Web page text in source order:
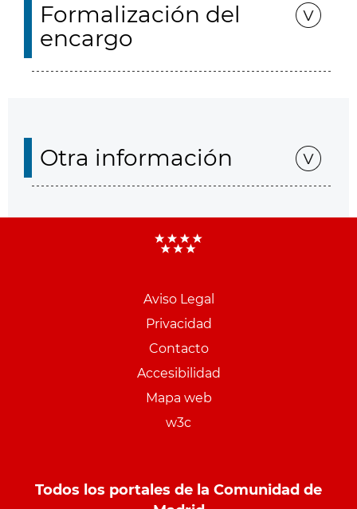
Formalización del
encargo
Otra información
Aviso Legal
Privacidad
Contacto
Accesibilidad
Mapa web
w3c
Todos los portales de la Comunidad de